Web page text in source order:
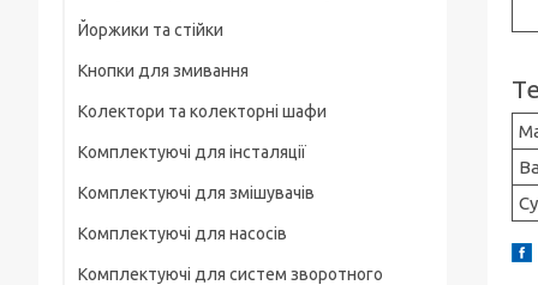
Йоржики та стійки
Кнопки для змивання
Колектори та колекторні шафи
Комплектуючі для інсталяції
Комплектуючі для змішувачів
Комплектуючі для насосів
Комплектуючі для систем зворотного